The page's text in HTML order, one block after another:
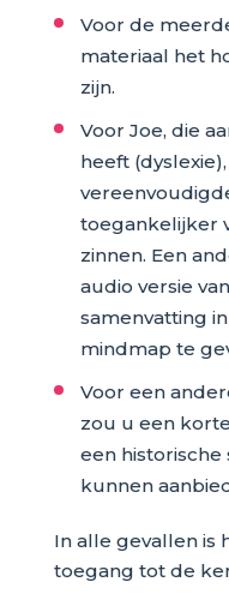
Voor de
materiaal het
zijn.
Voor Joe, die
heeft
toegankelijker
zinnen. Een
audio versie
samenvatting
mindmap te
Voor een
zou u een
een
kunnen
In alle gevallen is
toegang tot de